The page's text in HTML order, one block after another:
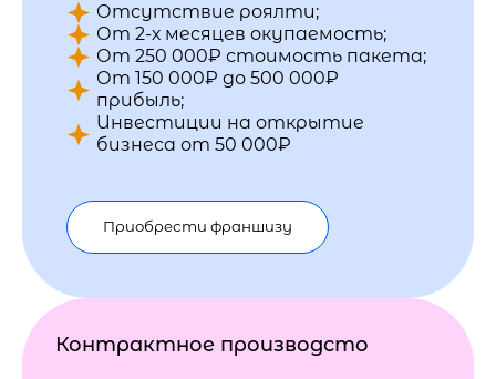
Отсутствие роялти;
От 2-х месяцев окупаемость;
От 250 000₽ стоимость пакета;
От 150 000₽ до 500 000₽
прибыль;
Инвестиции на открытие
бизнеса от 50 000₽
Приобрести франшизу
Контрактное производсто